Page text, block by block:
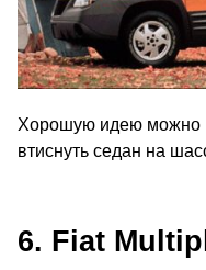
Хорошую идею можно
втиснуть седан на
6. Fiat